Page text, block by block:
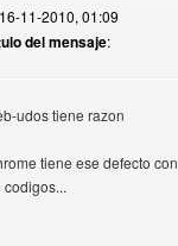
usuario
16-11-2010, 01:09
del mensaje:
udos tiene razon
tiene ese defecto
codigos...